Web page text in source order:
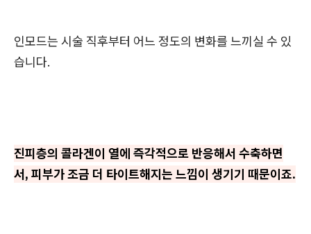
인모드는 시술 직후부터 어느 정도의 변화를 느끼실 수 있
습니다.
진피층의 콜라겐이 열에 즉각적으로 반응해서 수축하면
서, 피부가 조금 더 타이트해지는 느낌이 생기기 때문이죠.